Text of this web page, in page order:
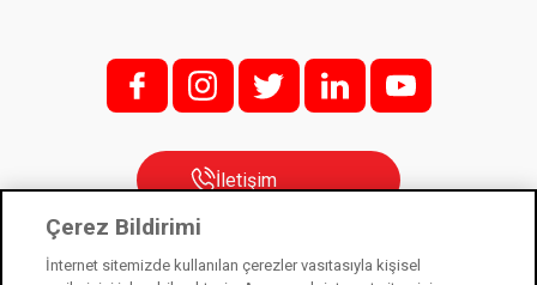
f; i; t l y
İletişim
Çerez Bildirimi
İnternet sitemizde kullanılan çerezler vasıtasıyla kişisel